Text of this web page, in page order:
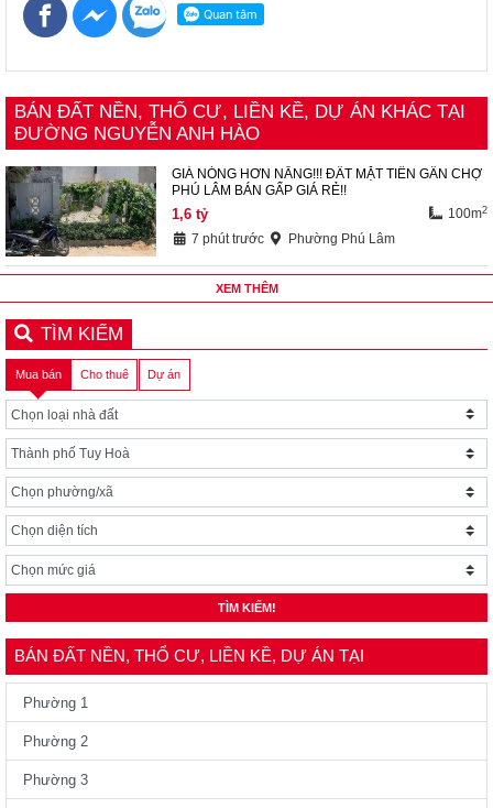
BÁN ĐẤT NỀN, THỔ CƯ, LIỀN KỀ, DỰ ÁN KHÁC TẠI
ĐƯỜNG NGUYỄN ANH HÀO
GIÁ NÓNG HƠN NẮNG!!! ĐẤT MẶT TIỀN GẦN CHỢ
PHÚ LÂM BÁN GẤP GIÁ RẺ!!
1,6tỷ 100m2
7 phút trước Phường Phú Lâm
XEM THÊM
TÌM KIẾM
Mua bán Cho thuê Dự án
TÌM KIẾM!
BÁN ĐẤT NỀN, THỔ CƯ, LIỀN KỀ, DỰ ÁN TẠI
Phường 1
Phường 2
Phường 3